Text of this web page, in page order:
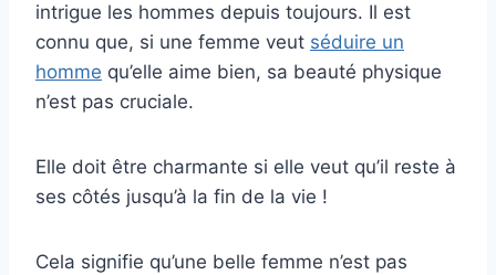
intrigue les hommes depuis toujours. Il est
connu que, si une femme veut séduire un
homme qu’elle aime bien, sa beauté physique
n’est pas cruciale.
Elle doit être charmante si elle veut qu’il reste à
ses côtés jusqu’à la fin de la vie !
Cela signifie qu’une belle femme n’est pas